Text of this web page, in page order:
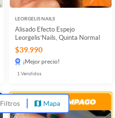
LEORGELIS NAILS
Alisado Efecto Espejo
Leorgelis’Nails, Quinta Normal
$39.990
¡Mejor precio!
1 Vendidos
Filtros Mapa